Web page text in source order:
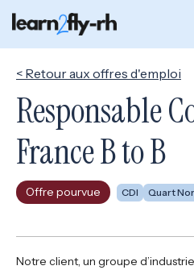
< Retour aux offres d'emploi
Responsable
France B to B
Offre pourvue CDI Quart
Notre client, un groupe